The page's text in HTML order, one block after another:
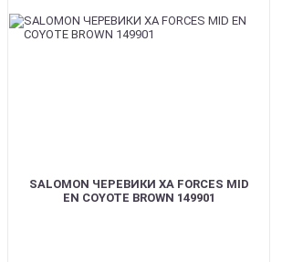
SALOMON ЧЕРЕВИКИ XA FORCES MID
EN COYOTE BROWN 149901